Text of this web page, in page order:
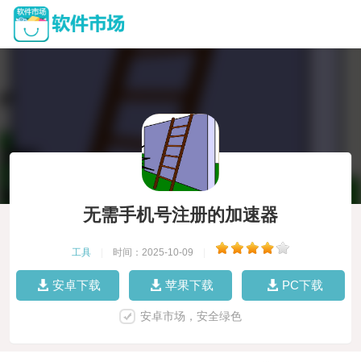
无需手机号注册的加速器
工具 时间：2025-10-09
安卓下载 苹果下载 PC下载
安卓市场，安全绿色